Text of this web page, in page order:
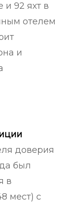
и 92 яхт в
отелем
и
доверия
был
в
мест) с